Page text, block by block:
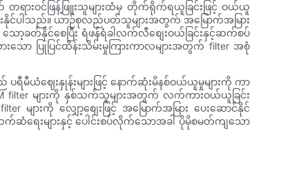
ဝင်ဖြန့်ဖြူးသူများထံမှ တိုက်ရိုက်ရယူခြင်းဖြင့် ဝယ်ယူ
ပါသည်။ ယာဉ်စုလည်ပတ်သူများအတွက် အမြောက်အမြား
ခတ်နိုင်စေပြီး ရံဖန်ရံခါလက်လီစျေးဝယ်ခြင်းနှင့်ဆက်စပ်
းသော ပြုပြင်ထိန်းသိမ်းမှုကြားကာလများအတွက် filter အစုံ
မီယံဈေးနှုန်းများဖြင့် နောက်ဆုံးမိနစ်ဝယ်ယူမှုများကို ကာ
များကို နှစ်သက်သူများအတွက် လက်ကားဝယ်ယူခြင်း
ားကို လျှော့စျေးဖြင့် အမြောက်အမြား ပေးဆောင်နိုင်
ရေးများနှင့် ပေါင်းစပ်လိုက်သောအခါ ပိုမိုစမတ်ကျသော